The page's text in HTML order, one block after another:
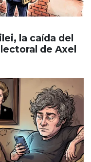
la caída del
de Axel